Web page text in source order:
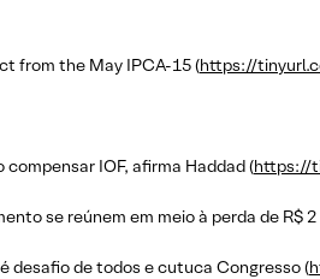
from the May IPCA-15 (https://
IOF, afirma Haddad (https://
se reúnem em meio à perda de R$
desafio de todos e cutuca Congresso (